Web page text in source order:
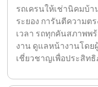
รถเครนให้เช่านิคมบ้า
ระยอง การันตีความต
เวลา รถทุกคันสภาพพ
งาน ดูแลหน้างานโดยผู้
เชี่ยวชาญเพื่อประสิท